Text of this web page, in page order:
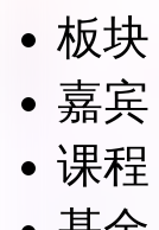
板块
嘉宾
课程